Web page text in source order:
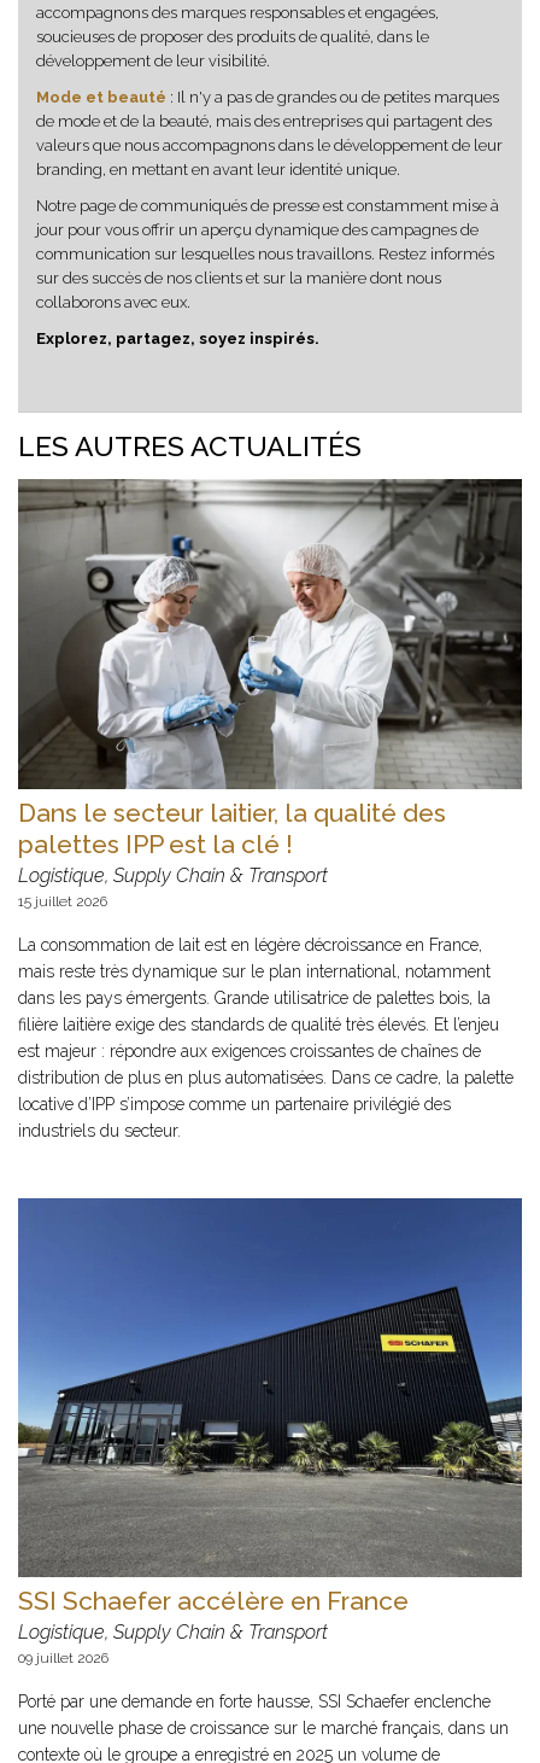
accompagnons des marques responsables et engagées,
soucieuses de proposer des produits de qualité, dans le
développement de leur visibilité.
Mode et beauté : Il n'y a pas de grandes ou de petites marques
de mode et de la beauté, mais des entreprises qui partagent des
valeurs que nous accompagnons dans le développement de leur
branding, en mettant en avant leur identité unique.
Notre page de communiqués de presse est constamment mise à
jour pour vous offrir un aperçu dynamique des campagnes de
communication sur lesquelles nous travaillons. Restez informés
sur des succès de nos clients et sur la manière dont nous
collaborons avec eux.
Explorez, partagez, soyez inspirés.
LES AUTRES ACTUALITÉS
Dans le secteur laitier, la qualité des
palettes IPP est la clé !
Logistique, Supply Chain & Transport
15 juillet 2026
La consommation de lait est en légère décroissance en France,
mais reste très dynamique sur le plan international, notamment
dans les pays émergents. Grande utilisatrice de palettes bois, la
filière laitière exige des standards de qualité très élevés. Et l’enjeu
est majeur : répondre aux exigences croissantes de chaînes de
distribution de plus en plus automatisées. Dans ce cadre, la palette
locative d’IPP s’impose comme un partenaire privilégié des
industriels du secteur.
SSI Schaefer accélère en France
Logistique, Supply Chain & Transport
09 juillet 2026
Porté par une demande en forte hausse, SSI Schaefer enclenche
une nouvelle phase de croissance sur le marché français, dans un
contexte où le groupe a enregistré en 2025 un volume de